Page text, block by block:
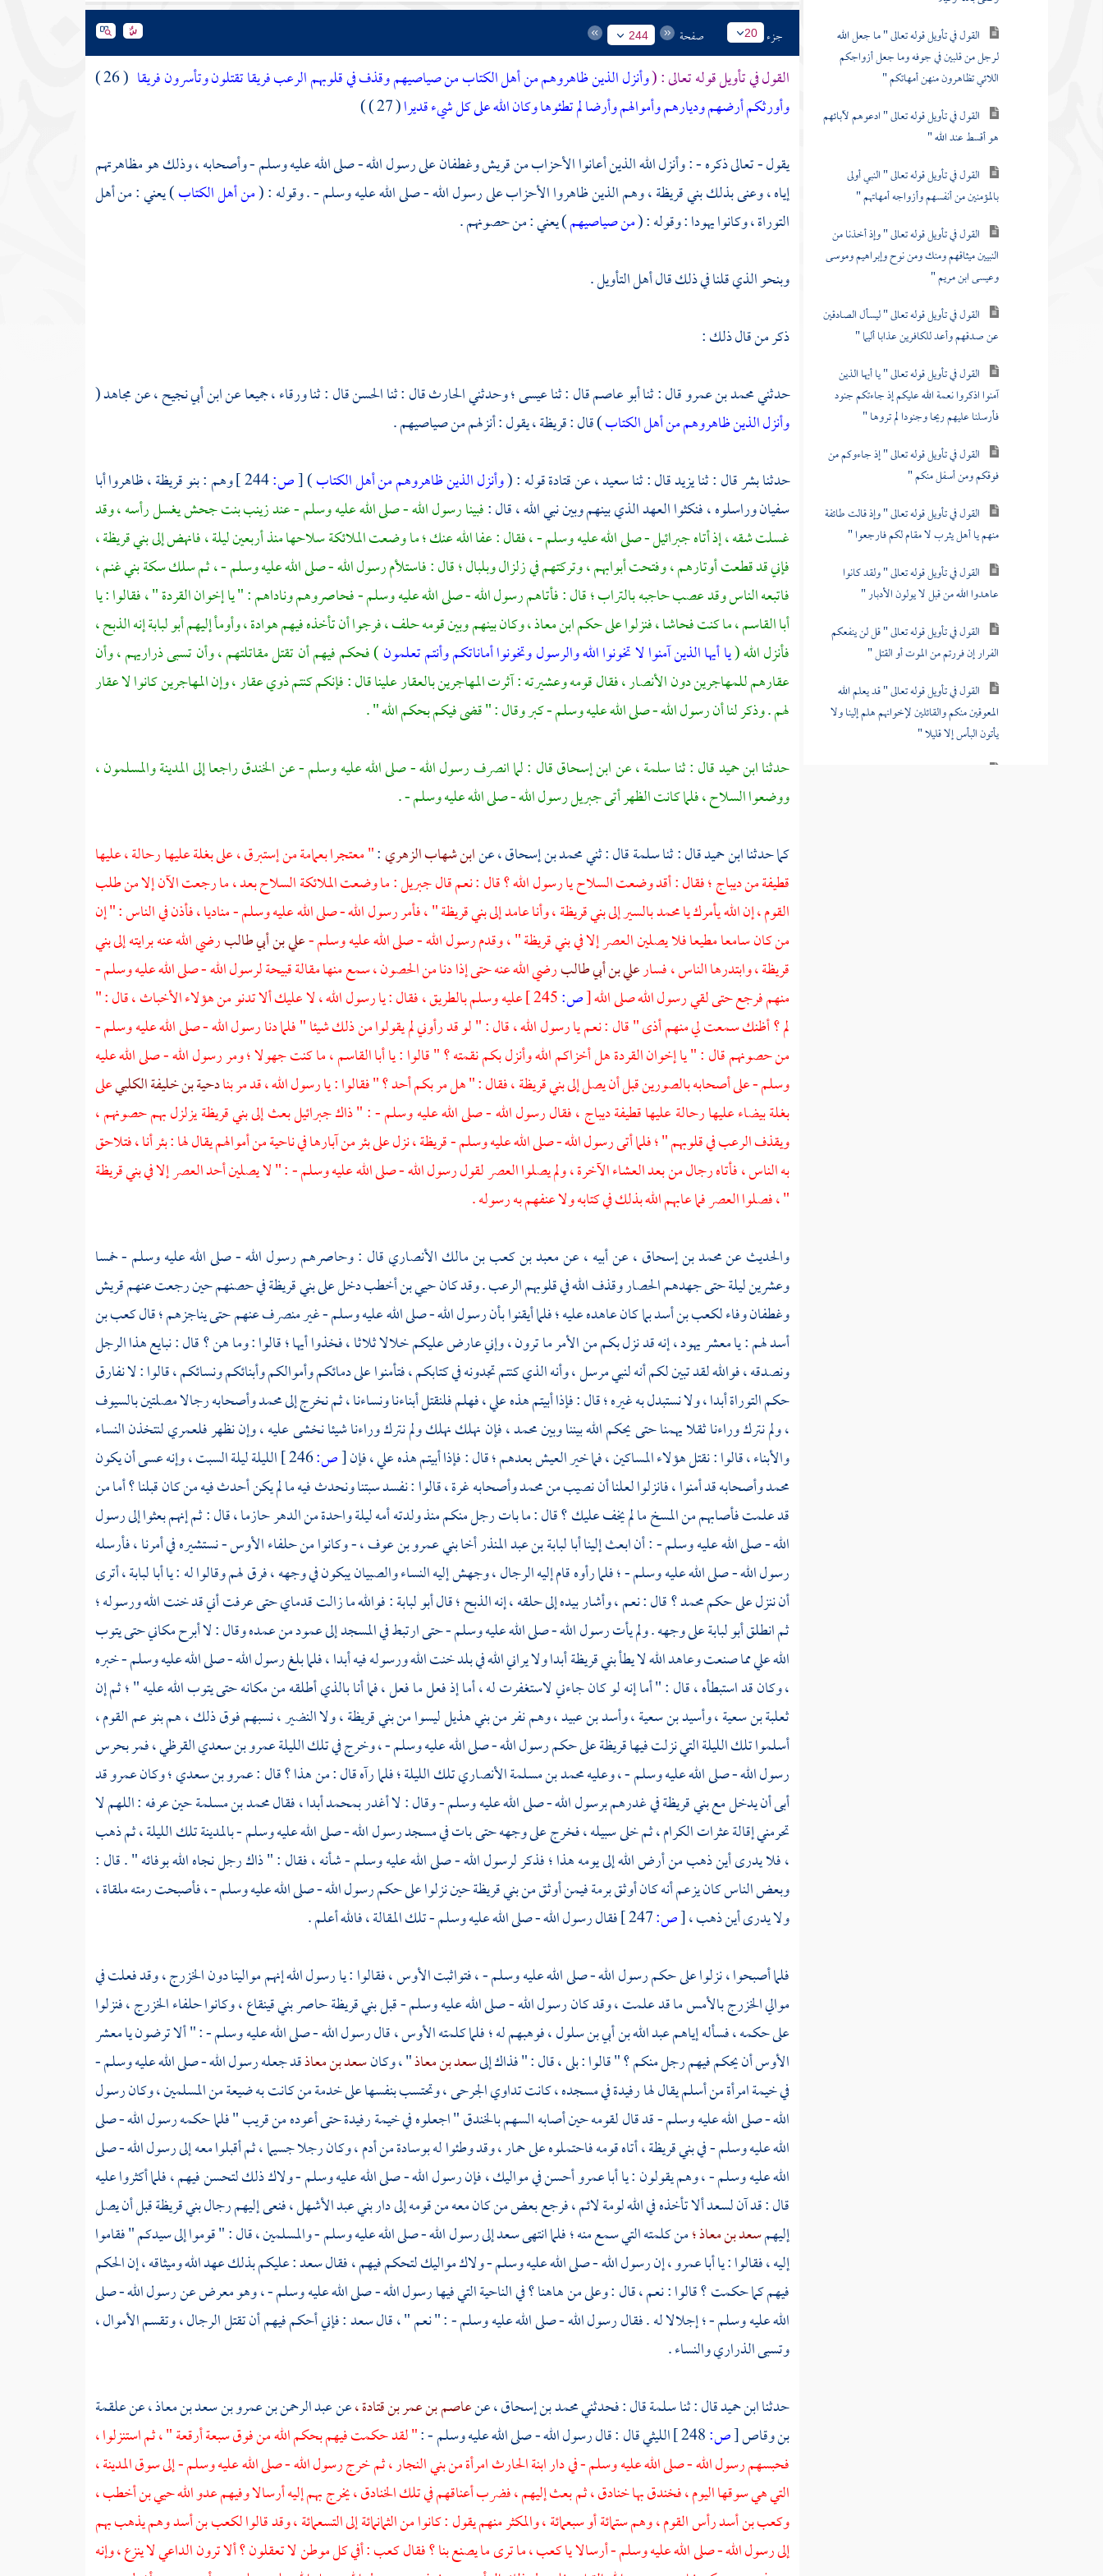
القول في تأويل قوله تعالى " ما جعل الله
لرجل من قلبين في جوفه وما جعل أزواجكم
اللائي تظاهرون منهن أمهاتكم "
القول في تأويل قوله تعالى " ادعوهم لآبائهم
هو أقسط عند الله "
القول في تأويل قوله تعالى " النبي أولى
بالمؤمنين من أنفسهم وأزواجه أمهاتهم "
القول في تأويل قوله تعالى " وإذ أخذنا من
النبيين ميثاقهم ومنك ومن نوح وإبراهيم وموسى
وعيسى ابن مريم "
القول في تأويل قوله تعالى " ليسأل الصادقين
عن صدقهم وأعد للكافرين عذابا أليما "
القول في تأويل قوله تعالى " يا أيها الذين
آمنوا اذكروا نعمة الله عليكم إذ جاءتكم جنود
فأرسلنا عليهم ريحا وجنودا لم تروها "
القول في تأويل قوله تعالى " إذ جاءوكم من
فوقكم ومن أسفل منكم "
القول في تأويل قوله تعالى " وإذ قالت طائفة
منهم يا أهل يثرب لا مقام لكم فارجعوا "
القول في تأويل قوله تعالى " ولقد كانوا
عاهدوا الله من قبل لا يولون الأدبار "
القول في تأويل قوله تعالى " قل لن ينفعكم
الفرار إن فررتم من الموت أو القتل "
القول في تأويل قوله تعالى " قد يعلم الله
المعوقين منكم والقائلين لإخوانهم هلم إلينا ولا
يأتون البأس إلا قليلا "
جزء 20 صفحة 244
القول في تأويل قوله تعالى : (وأنزل الذين ظاهروهم من أهل الكتاب من صياصيهم وقذف في قلوبهم الرعب فريقا تقتلون وتأسرون فريقا ( 26 )
وأورثكم أرضهم وديارهم وأموالهم وأرضا لم تطئوها وكان الله على كل شيء قديرا( 27 ) )
يقول - تعالى ذكره - : وأنزل الله الذين أعانوا الأحزاب منقريشوغطفانعلى رسول الله - صلى الله عليه وسلم - وأصحابه ، وذلك هو مظاهرتهم
إياه ، وعنى بذلكبني قريظة ،وهم الذين ظاهروا الأحزاب على رسول الله - صلى الله عليه وسلم - . وقوله : (من أهل الكتاب) يعني : من أهل
التوراة ، وكانوا يهودا : وقوله : (من صياصيهم) يعني : من حصونهم .
وبنحو الذي قلنا في ذلك قال أهل التأويل .
ذكر من قال ذلك :
حدثنيمحمد بن عمروقال : ثناأبو عاصمقال : ثناعيسى ؛وحدثنيالحارثقال : ثناالحسنقال : ثناورقاء ،جميعا عنابن أبي نجيح ،عنمجاهد(
وأنزل الذين ظاهروهم من أهل الكتاب) قال :قريظة ،يقول : أنزلهم من صياصيهم .
حدثنابشرقال : ثنايزيدقال : ثناسعيد ،عنقتادةقوله : (وأنزل الذين ظاهروهم من أهل الكتاب)
[ص: وهم :بنو قريظة ،ظاهرواأبا
سفيانوراسلوه ، فنكثوا العهد الذي بينهم وبين نبي الله ، قال :فبينا رسول الله - صلى الله عليه وسلم - عندزينب بنت جحشيغسل رأسه ، وقد
غسلت شقه ، إذ أتاهجبرائيل - صلى الله عليه وسلم - ،فقال : عفا الله عنك ؛ ما وضعت الملائكة سلاحها منذ أربعين ليلة ، فانهض إلىبني قريظة ،
فإني قد قطعت أوتارهم ، وفتحت أبوابهم ، وتركتهم في زلزال وبلبال ؛ قال : فاستلأم رسول الله - صلى الله عليه وسلم - ، ثم سلك سكة بني غنم ،
فاتبعه الناس وقد عصب حاجبه بالتراب ؛ قال : فأتاهم رسول الله - صلى الله عليه وسلم - فحاصروهم وناداهم : " يا إخوان القردة " ، فقالوا : يا
أبا القاسم ،ما كنت فحاشا ، فنزلوا على حكمابن معاذ ،وكان بينهم وبين قومه حلف ، فرجوا أن تأخذه فيهم هوادة ، وأومأ إليهمأبو لبابةإنه الذبح ،
فأنزل الله (يا أيها الذين آمنوا لا تخونوا الله والرسول وتخونوا أماناتكم وأنتم تعلمون) فحكم فيهم أن تقتل مقاتلتهم ، وأن تسبى ذراريهم ، وأن
عقارهم للمهاجرين دونالأنصار ،فقال قومه وعشيرته : آثرتالمهاجرينبالعقار علينا قال : فإنكم كنتم ذوي عقار ، وإنالمهاجرينكانوا لا عقار
لهم . وذكر لنا أن رسول الله - صلى الله عليه وسلم - كبر وقال : " قضى فيكم بحكم الله " .
حدثناابن حميدقال : ثناسلمة ،عنابن إسحاققال : لما انصرف رسول الله - صلى الله عليه وسلم - عنالخندقراجعا إلىالمدينةوالمسلمون ،
ووضعوا السلاح ، فلما كانت الظهر أتىجبريل رسول الله - صلى الله عليه وسلم -.
كما حدثناابن حميدقال : ثناسلمةقال : ثنيمحمد بن إسحاق ،عنابن شهاب الزهري:" معتجرا بعمامة من إستبرق ، على بغلة عليها رحالة ، عليها
قطيفة من ديباج ؛ فقال : أقد وضعت السلاح يا رسول الله ؟ قال : نعم قالجبريل: ما وضعت الملائكة السلاح بعد ، ما رجعت الآن إلا من طلب
القوم ، إن الله يأمرك يامحمدبالسير إلىبني قريظة ،وأنا عامد إلىبني قريظة "، فأمر رسول الله - صلى الله عليه وسلم - مناديا ، فأذن في الناس : " إن
من كان سامعا مطيعا فلا يصلين العصر إلا فيبني قريظة "، وقدم رسول الله - صلى الله عليه وسلم -علي بن أبي طالبرضي الله عنه برايته إلىبني
قريظة ،وابتدرها الناس ، فسارعلي بن أبي طالبرضي الله عنه حتى إذا دنا من الحصون ، سمع منها مقالة قبيحة لرسول الله - صلى الله عليه وسلم -
منهم فرجع حتى لقي رسول الله صلى الله[ص:
عليه وسلم بالطريق ، فقال : يا رسول الله ، لا عليك ألا تدنو من هؤلاء الأخباث ، قال : "
لم ؟ أظنك سمعت لي منهم أذى " قال : نعم يا رسول الله ، قال : " لو قد رأوني لم يقولوا من ذلك شيئا " فلما دنا رسول الله - صلى الله عليه وسلم -
من حصونهم قال : " يا إخوان القردة هل أخزاكم الله وأنزل بكم نقمته ؟ " قالوا : ياأبا القاسم ،ما كنت جهولا ؛ ومر رسول الله - صلى الله عليه
وسلم - على أصحابه بالصورين قبل أن يصل إلىبني قريظة ،فقال : " هل مر بكم أحد ؟ " فقالوا : يا رسول الله ، قد مر بنادحية بن خليفة الكلبيعلى
بغلة بيضاء عليها رحالة عليها قطيفة ديباج ، فقال رسول الله - صلى الله عليه وسلم - : " ذاكجبرائيلبعث إلىبني قريظةيزلزل بهم حصونهم ،
ويقذف الرعب في قلوبهم " ؛ فلما أتى رسول الله - صلى الله عليه وسلم -قريظة ،نزل على بئر من آبارها في ناحية من أموالهم يقال لها : بئر أنا ، فتلاحق
به الناس ، فأتاه رجال من بعد العشاء الآخرة ، ولم يصلوا العصر لقول رسول الله - صلى الله عليه وسلم - : " لا يصلين أحد العصر إلا فيبني قريظة
"، فصلوا العصر فما عابهم الله بذلك في كتابه ولا عنفهم به رسوله .
والحديث عنمحمد بن إسحاق ،عن أبيه ، عنمعبد بن كعب بن مالك الأنصاريقال : وحاصرهم رسول الله - صلى الله عليه وسلم - خمسا
وعشرين ليلة حتى جهدهم الحصار وقذف الله في قلوبهم الرعب . وقد كانحيي بن أخطبدخل علىبني قريظةفي حصنهم حين رجعت عنهمقريش
وغطفانوفاءلكعب بن أسدبما كان عاهده عليه ؛ فلما أيقنوا بأن رسول الله - صلى الله عليه وسلم - غير منصرف عنهم حتى يناجزهم ؛ قالكعب بن
أسدلهم : يا معشر يهود ، إنه قد نزل بكم من الأمر ما ترون ، وإني عارض عليكم خلالا ثلاثا ، فخذوا أيها ؛ قالوا : وما هن ؟ قال : نبايع هذا الرجل
ونصدقه ، فوالله لقد تبين لكم أنه لنبي مرسل ، وأنه الذي كنتم تجدونه في كتابكم ، فتأمنوا على دمائكم وأموالكم وأبنائكم ونسائكم ، قالوا : لا نفارق
حكم التوراة أبدا ، ولا نستبدل به غيره ؛ قال : فإذا أبيتم هذه علي ، فهلم فلنقتل أبناءنا ونساءنا ، ثم نخرج إلىمحمدوأصحابه رجالا مصلتين بالسيوف
، ولم نترك وراءنا ثقلا يهمنا حتى يحكم الله بيننا وبينمحمد ،فإن نهلك نهلك ولم نترك وراءنا شيئا نخشى عليه ، وإن نظهر فلعمري لنتخذن النساء
والأبناء ، قالوا : نقتل هؤلاء المساكين ، فما خير العيش بعدهم ؛ قال : فإذا أبيتم هذه علي ، فإن[ص:
الليلة ليلة السبت ، وإنه عسى أن يكون
محمدوأصحابه قد أمنوا ، فانزلوا لعلنا أن نصيب منمحمدوأصحابه غرة ، قالوا : نفسد سبتنا ونحدث فيه ما لم يكن أحدث فيه من كان قبلنا ؟ أما من
قد علمت فأصابهم من المسخ ما لم يخف عليك ؟ قال : ما بات رجل منكم منذ ولدته أمه ليلة واحدة من الدهر حازما ، قال : ثم إنهم بعثوا إلى رسول
الله - صلى الله عليه وسلم - : أن ابعث إليناأبا لبابة بن عبد المنذر أخا بني عمرو بن عوف ،- وكانوا من حلفاءالأوس- نستشيره في أمرنا ، فأرسله
رسول الله - صلى الله عليه وسلم - ؛ فلما رأوه قام إليه الرجال ، وجهش إليه النساء والصبيان يبكون في وجهه ، فرق لهم وقالوا له : ياأبا لبابة ،أترى
أن ننزل على حكممحمد ؟قال : نعم ، وأشار بيده إلى حلقه ، إنه الذبح ؛ قالأبو لبابة: فوالله ما زالت قدماي حتى عرفت أني قد خنت الله ورسوله ؛
ثم انطلقأبو لبابةعلى وجهه . ولم يأت رسول الله - صلى الله عليه وسلم - حتى ارتبط في المسجد إلى عمود من عمده وقال : لا أبرح مكاني حتى يتوب
الله علي مما صنعت وعاهد الله لا يطأبني قريظةأبدا ولا يراني الله في بلد خنت الله ورسوله فيه أبدا ، فلما بلغ رسول الله - صلى الله عليه وسلم - خبره
، وكان قد استبطأه ، قال : " أما إنه لو كان جاءني لاستغفرت له ، أما إذ فعل ما فعل ، فما أنا بالذي أطلقه من مكانه حتى يتوب الله عليه " ؛ ثم إن
ثعلبة بن سعية ،وأسيد بن سعية ،وأسد بن عبيد ،وهم نفر منبني هذيلليسوا منبني قريظة ،ولاالنضير ،نسبهم فوق ذلك ، هم بنو عم القوم ،
أسلموا تلك الليلة التي نزلت فيهاقريظةعلى حكم رسول الله - صلى الله عليه وسلم - ، وخرج في تلك الليلةعمرو بن سعدي القرظي ،فمر بحرس
رسول الله - صلى الله عليه وسلم - ، وعليهمحمد بن مسلمة الأنصاريتلك الليلة ؛ فلما رآه قال : من هذا ؟ قال :عمرو بن سعدي ؛وكانعمروقد
أبى أن يدخل معبني قريظةفي غدرهم برسول الله - صلى الله عليه وسلم - وقال : لا أغدربمحمدأبدا ، فقالمحمد بن مسلمةحين عرفه : اللهم لا
تحرمني إقالة عثرات الكرام ، ثم خلى سبيله ، فخرج على وجهه حتى بات في مسجد رسول الله - صلى الله عليه وسلم -بالمدينةتلك الليلة ، ثم ذهب
، فلا يدرى أين ذهب من أرض الله إلى يومه هذا ؛ فذكر لرسول الله - صلى الله عليه وسلم - شأنه ، فقال : " ذاك رجل نجاه الله بوفائه " . قال :
وبعض الناس كان يزعم أنه كان أوثق برمة فيمن أوثق منبني قريظةحين نزلوا على حكم رسول الله - صلى الله عليه وسلم - ، فأصبحت رمته ملقاة ،
ولا يدرى أين ذهب ،[ص:
فقال رسول الله - صلى الله عليه وسلم - تلك المقالة ، فالله أعلم .
فلما أصبحوا ، نزلوا على حكم رسول الله - صلى الله عليه وسلم - ، فتواثبتالأوس ،فقالوا : يا رسول الله إنهم موالينا دونالخزرج ،وقد فعلت في
مواليالخزرجبالأمس ما قد علمت ، وقد كان رسول الله - صلى الله عليه وسلم - قبلبني قريظةحاصربني قينقاع ،وكانوا حلفاءالخزرج ،فنزلوا
على حكمه ، فسأله إياهمعبد الله بن أبي بن سلول ،فوهبهم له ؛ فلما كلمتهالأوس ،قال رسول الله - صلى الله عليه وسلم - : " ألا ترضون يا معشر
الأوسأن يحكم فيهم رجل منكم ؟ " قالوا : بلى ، قال : " فذاك إلىسعد بن معاذ" ، وكانسعد بن معاذقد جعله رسول الله - صلى الله عليه وسلم -
في خيمة امرأة من أسلم يقال لهارفيدةفي مسجده ، كانت تداوي الجرحى ، وتحتسب بنفسها على خدمة من كانت به ضيعة من المسلمين ، وكان رسول
الله - صلى الله عليه وسلم - قد قال لقومه حين أصابه السهمبالخندق" اجعلوه في خيمةرفيدةحتى أعوده من قريب " فلما حكمه رسول الله - صلى
الله عليه وسلم - فيبني قريظة ،أتاه قومه فاحتملوه على حمار ، وقد وطئوا له بوسادة من أدم ، وكان رجلا جسيما ، ثم أقبلوا معه إلى رسول الله - صلى
الله عليه وسلم - ، وهم يقولون : ياأبا عمروأحسن في مواليك ، فإن رسول الله - صلى الله عليه وسلم - ولاك ذلك لتحسن فيهم ، فلما أكثروا عليه
قال : قد آنلسعدألا تأخذه في الله لومة لائم ، فرجع بعض من كان معه من قومه إلى دار بنيعبد الأشهل ،فنعى إليهم رجالبني قريظةقبل أن يصل
إليهمسعد بن معاذ ؛من كلمته التي سمع منه ؛ فلما انتهىسعدإلى رسول الله - صلى الله عليه وسلم - والمسلمين ، قال : " قوموا إلى سيدكم " فقاموا
إليه ، فقالوا : ياأبا عمرو ،إن رسول الله - صلى الله عليه وسلم - ولاك مواليك لتحكم فيهم ، فقالسعد :عليكم بذلك عهد الله وميثاقه ، إن الحكم
فيهم كما حكمت ؟ قالوا : نعم ، قال : وعلى من هاهنا ؟ في الناحية التي فيها رسول الله - صلى الله عليه وسلم - ، وهو معرض عن رسول الله - صلى
الله عليه وسلم - ؛ إجلالا له . فقال رسول الله - صلى الله عليه وسلم - : " نعم " ، قالسعد: فإني أحكم فيهم أن تقتل الرجال ، وتقسم الأموال ،
وتسبى الذراري والنساء .
حدثناابن حميدقال : ثناسلمةقال : فحدثنيمحمد بن إسحاق ،عنعاصم بن عمر بن قتادة ،عنعبد الرحمن بن عمرو بن سعد بن معاذ ،عنعلقمة
بن وقاص[ص: الليثيقال : قال رسول الله - صلى الله عليه وسلم - :" لقد حكمت فيهم بحكم الله من فوق سبعة أرقعة " ، ثم استنزلوا ،
فحبسهم رسول الله - صلى الله عليه وسلم - في دارابنة الحارث امرأة من بني النجار ،ثم خرج رسول الله - صلى الله عليه وسلم - إلى سوقالمدينة ،
التي هي سوقها اليوم ، فخندق بها خنادق ، ثم بعث إليهم ، فضرب أعناقهم في تلك الخنادق ، يخرج بهم إليه أرسالا وفيهم عدو اللهحيي بن أخطب ،
وكعب بن أسدرأس القوم ، وهم ستمائة أو سبعمائة ، والمكثر منهم يقول : كانوا من الثمانمائة إلى التسعمائة ، وقد قالوالكعب بن أسدوهم يذهب بهم
إلى رسول الله - صلى الله عليه وسلم - أرسالا ياكعب ،ما ترى ما يصنع بنا ؟ فقالكعب :أفي كل موطن لا تعقلون ؟ ألا ترون الداعي لا ينزع ، وإنه